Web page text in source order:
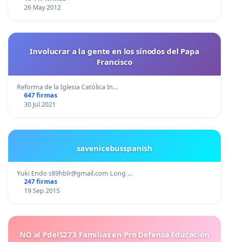
26 May 2012
Involucrar a la gente en los sínodos del Papa
Francisco
Reforma de la Iglesia Católica In…
647 firmas
30 Jul 2021
savenicebusspanish
Yuki Endo s89hblr@gmail.com Long …
247 firmas
19 Sep 2015
NO al PdelS273 Familias en Pro Defensa Educación